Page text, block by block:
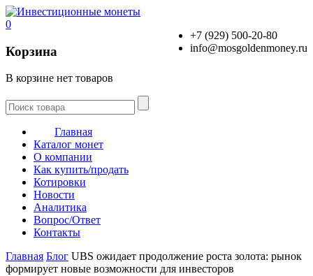
+7 (929) 500-20-80
info@mosgoldenmoney.ru
0
Корзина
В корзине нет товаров
Главная
Каталог монет
О компании
Как купить/продать
Котировки
Новости
Аналитика
Вопрос/Ответ
Контакты
Главная Блог UBS ожидает продолжение роста золота: рынок
формирует новые возможности для инвесторов